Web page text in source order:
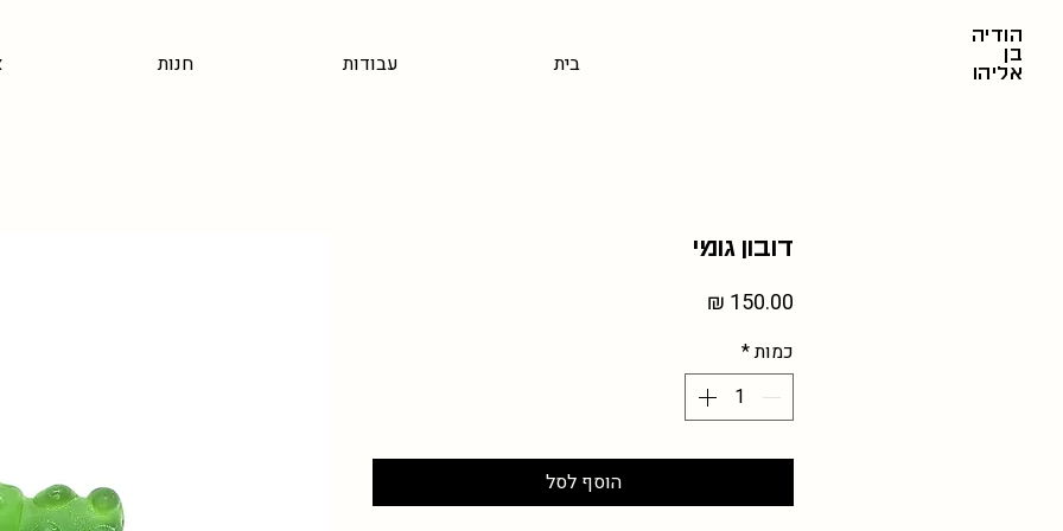
בית עבודות חנות
הודיה
בן
אליהו
דובון גומי
כמות*
הוסף לסל